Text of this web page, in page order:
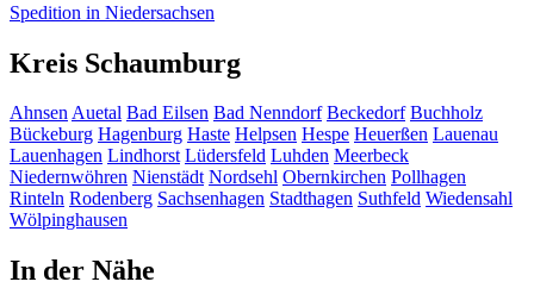
Spedition in Niedersachsen
Kreis Schaumburg
AhnsenAuetal Bad Eilsen Bad Nenndorf Beckedorf Buchholz
Bückeburg Hagenburg Haste Helpsen Hespe Heuerßen Lauenau
Lauenhagen Lindhorst Lüdersfeld Luhden Meerbeck
Niedernwöhren Nienstädt Nordsehl Obernkirchen Pollhagen
Rinteln Rodenberg Sachsenhagen Stadthagen Suthfeld Wiedensahl
Wölpinghausen
In der Nähe